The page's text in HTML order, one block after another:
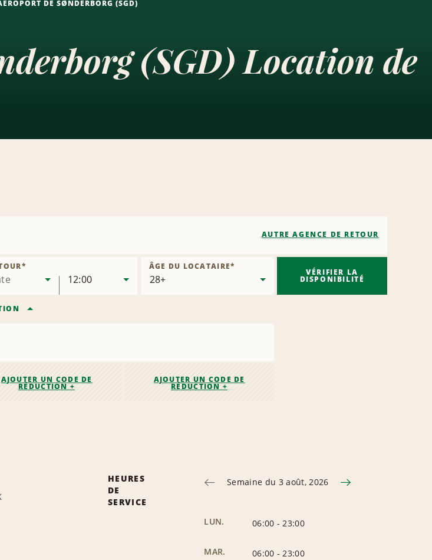
DE SØNDERBORG (SGD)
(SGD) Location de
AUTRE AGENCE DE RETOUR
*
12:00
ÂGE DU LOCATAIRE*
AJOUTER UN CODE DE
RÉDUCTION +
AJOUTER UN CODE DE
RÉDUCTION +
VÉRIFIER LA
DISPONIBILITÉ
HEURES
DE
SERVICE
Semaine du 3 août, 2026
LUN. 06:00 -23:00
MAR. 06:00 -23:00